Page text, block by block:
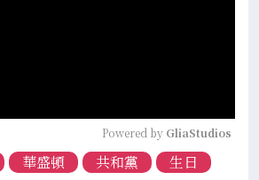
Powered by GliaStudios
華盛頓 共和黨 生日